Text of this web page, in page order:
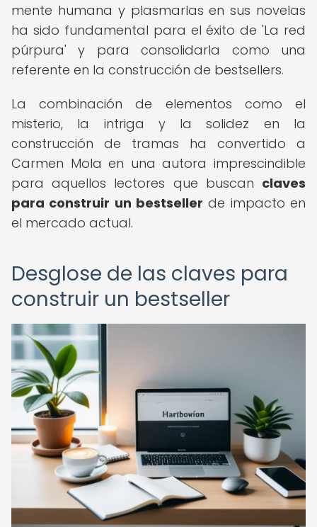
mente humana y plasmarlas en sus novelas
ha sido fundamental para el éxito de 'La red
púrpura' y para consolidarla como una
referente en la construcción de bestsellers.
La combinación de elementos como el
misterio, la intriga y la solidez en la
construcción de tramas ha convertido a
Carmen Mola en una autora imprescindible
para aquellos lectores que buscan claves
para construir un bestseller de impacto en
el mercado actual.
Desglose de las claves para
construir un bestseller